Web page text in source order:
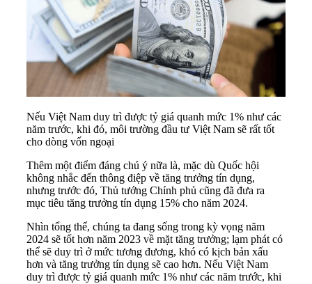
Nếu Việt Nam duy trì được tỷ giá quanh mức 1% như các
năm trước, khi đó, môi trường đầu tư Việt Nam sẽ rất tốt
cho dòng vốn ngoại
Thêm một điểm đáng chú ý nữa là, mặc dù Quốc hội
không nhắc đến thông điệp về tăng trưởng tín dụng,
nhưng trước đó, Thủ tướng Chính phủ cũng đã đưa ra
mục tiêu tăng trưởng tín dụng 15% cho năm 2024.
Nhìn tổng thể, chúng ta đang sống trong kỳ vọng năm
2024 sẽ tốt hơn năm 2023 về mặt tăng trưởng; lạm phát có
thể sẽ duy trì ở mức tương đương, khó có kịch bản xấu
hơn và tăng trưởng tín dụng sẽ cao hơn. Nếu Việt Nam
duy trì được tỷ giá quanh mức 1% như các năm trước, khi